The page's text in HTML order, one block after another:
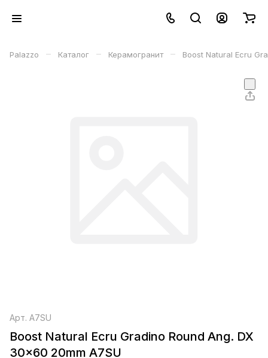
Palazzo – Каталог – Керамогранит – Boost Natural Ecru
Арт. A7SU
Boost Natural Ecru Gradino Round Ang. DX
30x60 20mm A7SU